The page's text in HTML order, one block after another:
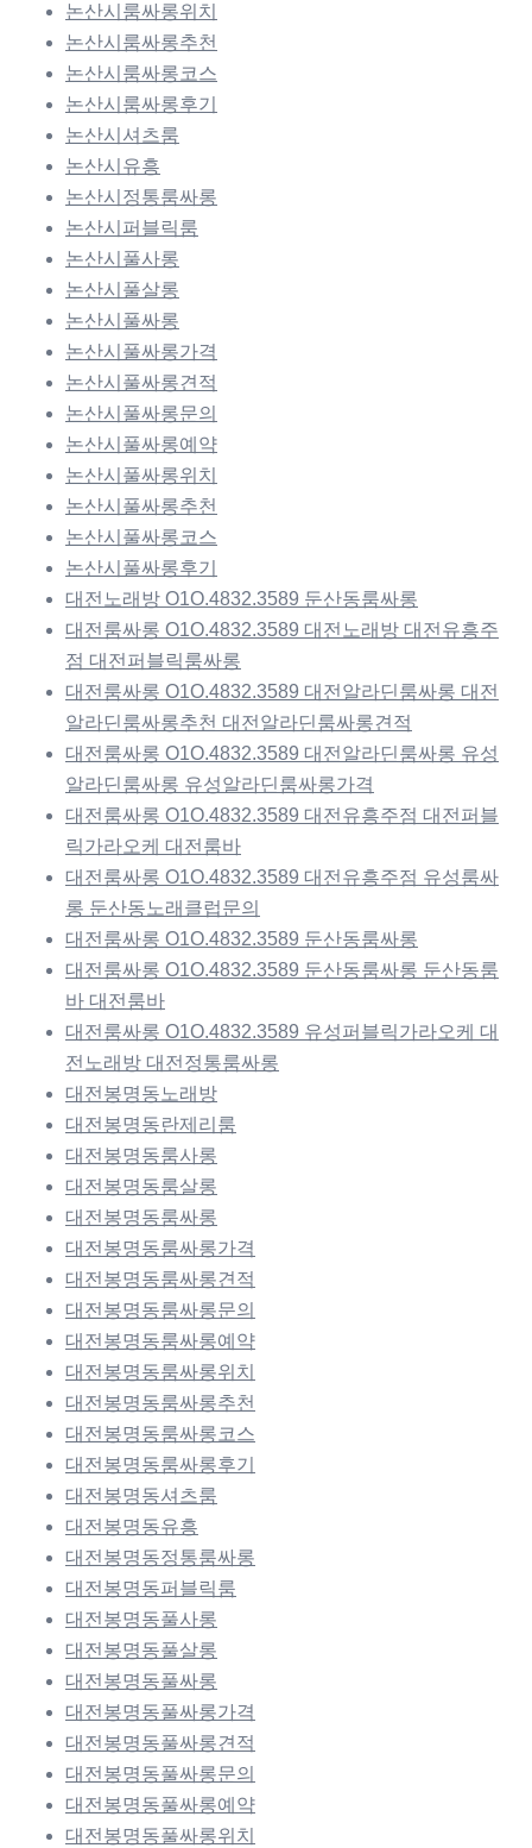
논산시룸싸롱위치
논산시룸싸롱추천
논산시룸싸롱코스
논산시룸싸롱후기
논산시셔츠룸
논산시유흥
논산시정통룸싸롱
논산시퍼블릭룸
논산시풀사롱
논산시풀살롱
논산시풀싸롱
논산시풀싸롱가격
논산시풀싸롱견적
논산시풀싸롱문의
논산시풀싸롱예약
논산시풀싸롱위치
논산시풀싸롱추천
논산시풀싸롱코스
논산시풀싸롱후기
대전노래방 O1O.4832.3589 둔산동룸싸롱
대전룸싸롱 O1O.4832.3589 대전노래방 대전유흥주
점 대전퍼블릭룸싸롱
대전룸싸롱 O1O.4832.3589 대전알라딘룸싸롱 대전
알라딘룸싸롱추천 대전알라딘룸싸롱견적
대전룸싸롱 O1O.4832.3589 대전알라딘룸싸롱 유성
알라딘룸싸롱 유성알라딘룸싸롱가격
대전룸싸롱 O1O.4832.3589 대전유흥주점 대전퍼블
릭가라오케 대전룸바
대전룸싸롱 O1O.4832.3589 대전유흥주점 유성룸싸
롱 둔산동노래클럽문의
대전룸싸롱 O1O.4832.3589 둔산동룸싸롱
대전룸싸롱 O1O.4832.3589 둔산동룸싸롱 둔산동룸
바 대전룸바
대전룸싸롱 O1O.4832.3589 유성퍼블릭가라오케 대
전노래방 대전정통룸싸롱
대전봉명동노래방
대전봉명동란제리룸
대전봉명동룸사롱
대전봉명동룸살롱
대전봉명동룸싸롱
대전봉명동룸싸롱가격
대전봉명동룸싸롱견적
대전봉명동룸싸롱문의
대전봉명동룸싸롱예약
대전봉명동룸싸롱위치
대전봉명동룸싸롱추천
대전봉명동룸싸롱코스
대전봉명동룸싸롱후기
대전봉명동셔츠룸
대전봉명동유흥
대전봉명동정통룸싸롱
대전봉명동퍼블릭룸
대전봉명동풀사롱
대전봉명동풀살롱
대전봉명동풀싸롱
대전봉명동풀싸롱가격
대전봉명동풀싸롱견적
대전봉명동풀싸롱문의
대전봉명동풀싸롱예약
대전봉명동풀싸롱위치